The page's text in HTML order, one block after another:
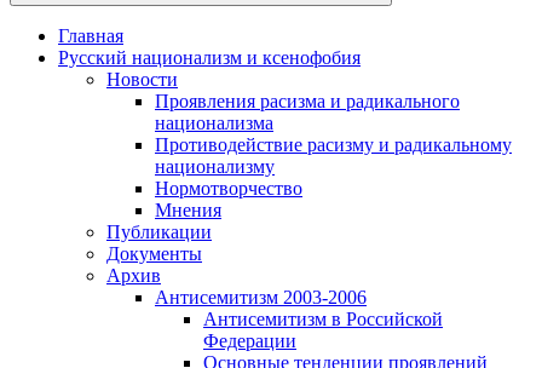
Главная
Русский национализм и ксенофобия
Новости
Проявления расизма и радикального
национализма
Противодействие расизму и радикальному
национализму
Нормотворчество
Мнения
Публикации
Документы
Архив
Антисемитизм 2003-2006
Антисемитизм в Российской
Федерации
Основные тенденции проявлений